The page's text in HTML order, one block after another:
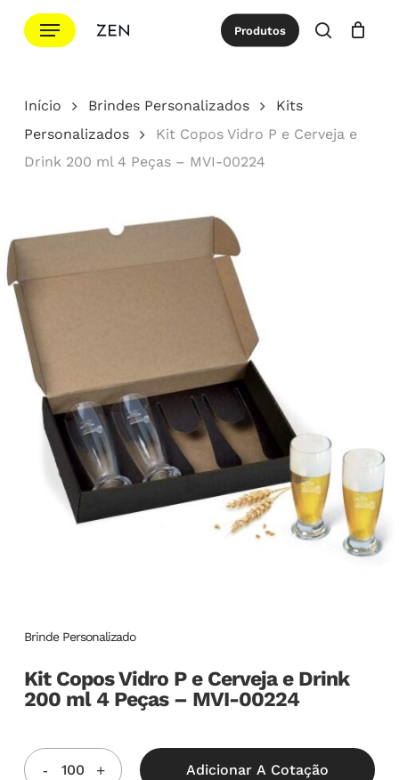
para
principal
Menu Produtos
procurar
Cotação Close
Início Brindes Personalizados
Kits
Personalizados
Kit Copos Vidro P e Cerveja e
Drink 200 ml 4 Peças – MVI-00224
Brinde Personalizado
Kit Copos Vidro P e Cerveja e Drink
200 ml 4 Peças – MVI-00224
Adicionar A Cotação